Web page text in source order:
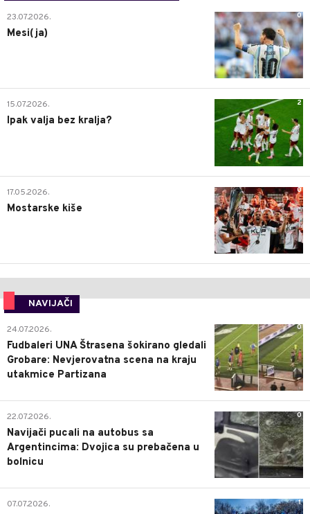
0
23.07.2026.
Mesi(ja)
2
15.07.2026.
Ipak valja bez kralja?
0
17.05.2026.
Mostarske kiše
NAVIJAČI
0
24.07.2026.
Fudbaleri UNA Štrasena šokirano gledali
Grobare: Nevjerovatna scena na kraju
utakmice Partizana
0
22.07.2026.
Navijači pucali na autobus sa
Argentincima: Dvojica su prebačena u
bolnicu
1
07.07.2026.